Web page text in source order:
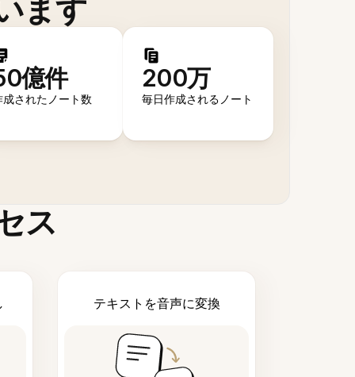
ます
億件
成されたノート数
200万
毎日作成されるノート
ス
テキストを音声に変換